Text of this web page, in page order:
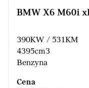
BMW X6 M60i
390KW / 531KM
4395cm3
Benzyna
Cena